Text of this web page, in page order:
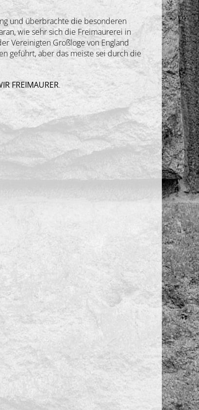
und überbrachte die besonderen
wie sehr sich die Freimaurerei in
Vereinigten Großloge von England
geführt, aber das meiste sei durch die
FREIMAURER.